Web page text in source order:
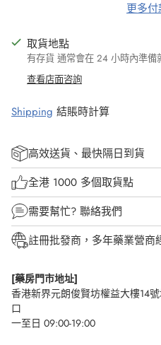
更多
取貨地點
有存貨 通常會在 24 小時內準備
查看店面咨詢
Shipping 結賬時計算
高效送貨、最快隔日到貨
全港 1000 多個取貨點
需要幫忙? 聯絡我們
註冊批發商，多年藥業營商
[藥房門市地址]
香港新界元朗俊賢坊權益大樓14
口
一至日 09:00-19:00